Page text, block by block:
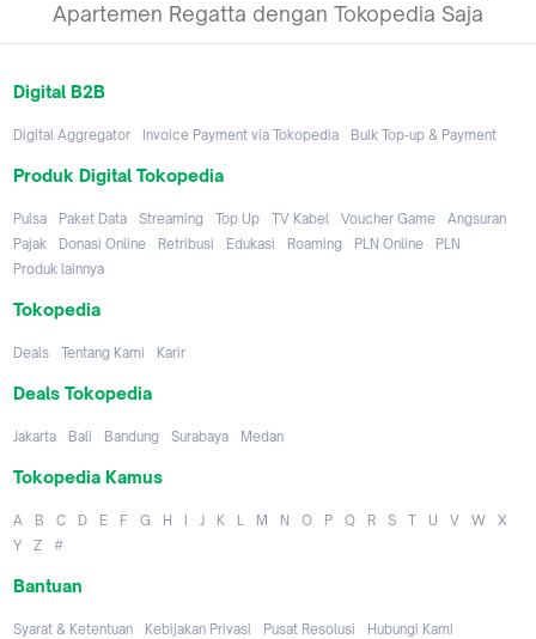
Apartemen Regatta dengan Tokopedia Saja
Digital B2B
Digital Aggregator Invoice Payment via Tokopedia Bulk Top-up & Payment
Produk Digital Tokopedia
Pulsa Paket Data Streaming Top Up TV Kabel Voucher Game
Angsuran
Pajak
Donasi Online Retribusi Edukasi Roaming PLN Online
PLN
Produk lainnya
Tokopedia
Deals Tentang Kami Karir
Deals Tokopedia
Jakarta Bali Bandung Surabaya Medan
Tokopedia Kamus
A B C D E F G H I J K L M N O P Q R S T U V W
X
Y
Z #
Bantuan
Syarat & Ketentuan Kebijakan Privasi Pusat Resolusi Hubungi Kami